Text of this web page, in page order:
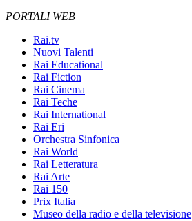
PORTALI WEB
Rai.tv
Nuovi Talenti
Rai Educational
Rai Fiction
Rai Cinema
Rai Teche
Rai International
Rai Eri
Orchestra Sinfonica
Rai World
Rai Letteratura
Rai Arte
Rai 150
Prix Italia
Museo della radio e della televisione